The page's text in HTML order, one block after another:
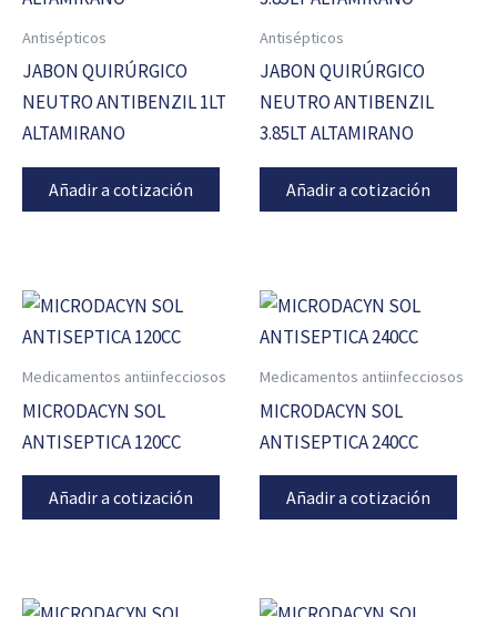
Antisépticos
JABON QUIRÚRGICO
NEUTRO ANTIBENZIL 1LT
ALTAMIRANO
Añadir a cotización
Antisépticos
JABON QUIRÚRGICO
NEUTRO ANTIBENZIL
3.85LT ALTAMIRANO
Añadir a cotización
Medicamentos antiinfecciosos
MICRODACYN SOL
ANTISEPTICA 120CC
Añadir a cotización
Medicamentos antiinfecciosos
MICRODACYN SOL
ANTISEPTICA 240CC
Añadir a cotización